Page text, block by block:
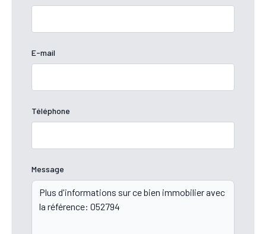
E-mail
Téléphone
Message